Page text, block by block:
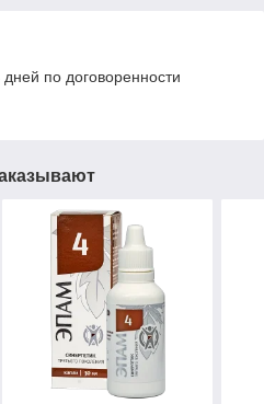
по договоренности